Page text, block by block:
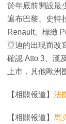
於年底前開設最
遍布巴黎、史特
Renault、標緻
亞迪的出現而改
確認 Atto 3、漢
上市，其他歐洲
【相關報道】 法
【相關報道】 馬